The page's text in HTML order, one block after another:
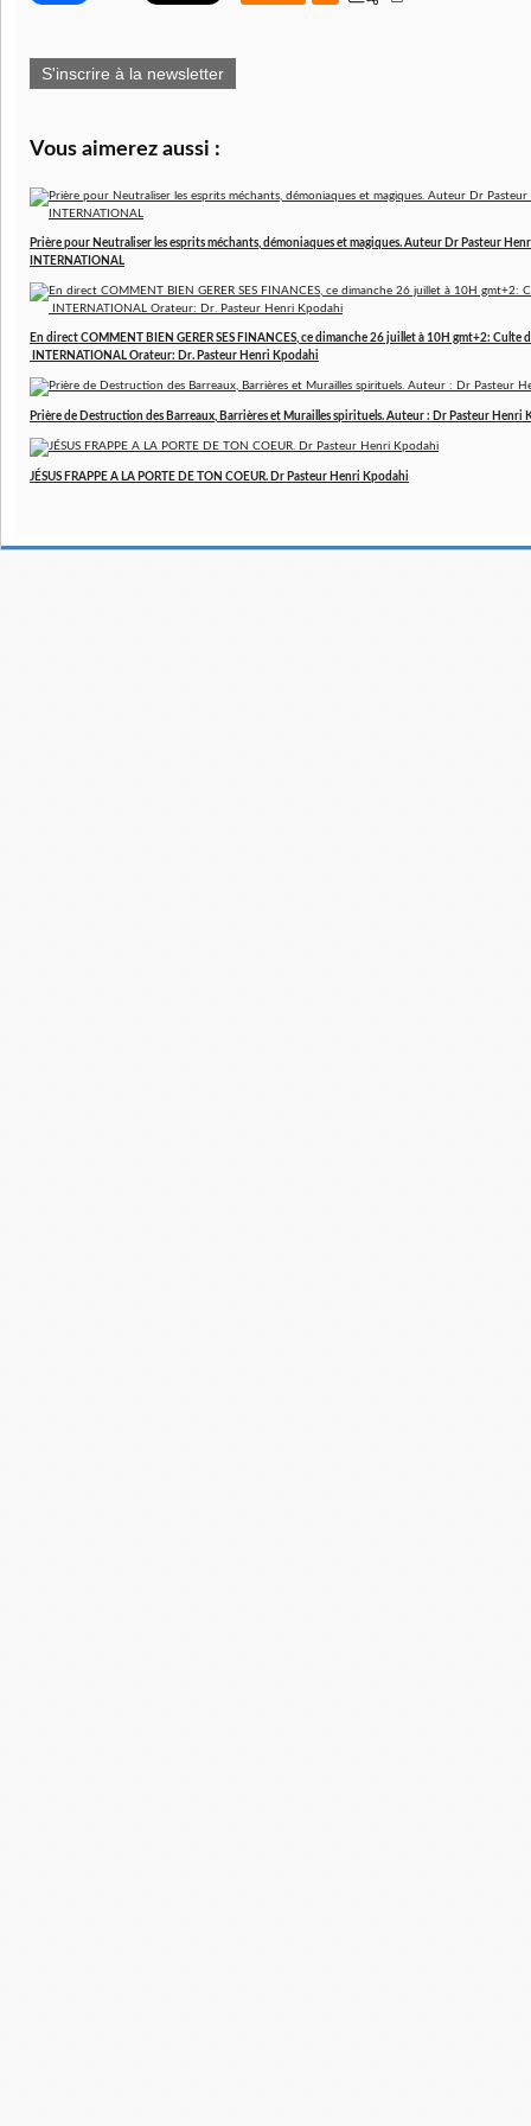
S'inscrire à la newsletter
Vous aimerez aussi :
Prière pour Neutraliser les esprits méchants, démoniaques et magiques. Auteur Dr Pasteur
INTERNATIONAL
En direct COMMENT BIEN GERER SES FINANCES, ce dimanche 26 juillet à 10H gmt+2:
INTERNATIONAL Orateur: Dr. Pasteur Henri Kpodahi
Prière de Destruction des Barreaux, Barrières et Murailles spirituels. Auteur : Dr Pasteur Henri
JÉSUS FRAPPE A LA PORTE DE TON COEUR. Dr Pasteur Henri Kpodahi